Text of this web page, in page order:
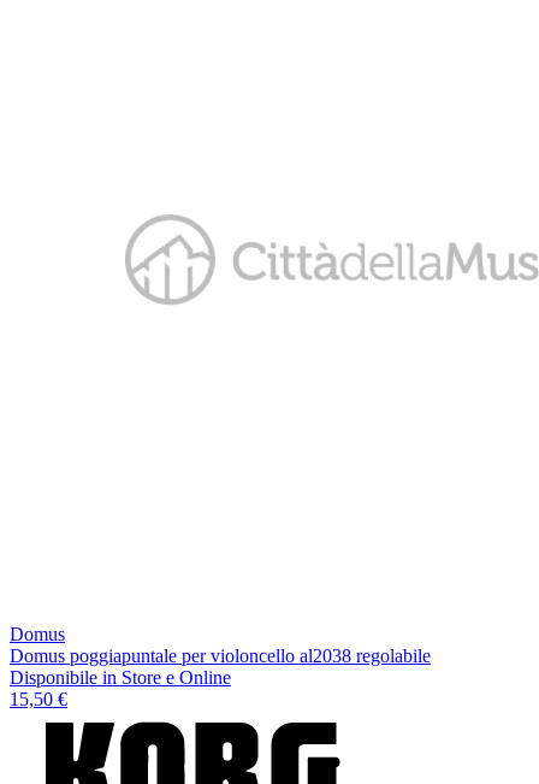
Domus
Domus poggiapuntale per violoncello al2038 regolabile
Disponibile in Store e Online
15,50 €